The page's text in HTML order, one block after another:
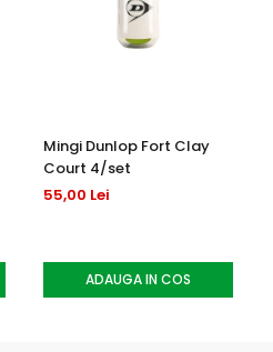
Mingi Dunlop Fort Clay
Court 4/set
55,00 Lei
ADAUGA IN COS